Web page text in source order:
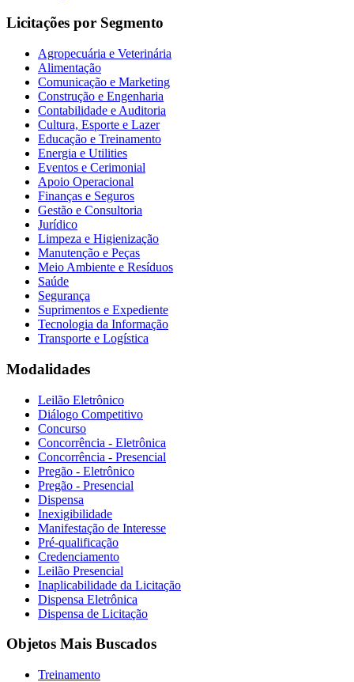
Licitações por Segmento
Agropecuária e Veterinária
Alimentação
Comunicação e Marketing
Construção e Engenharia
Contabilidade e Auditoria
Cultura, Esporte e Lazer
Educação e Treinamento
Energia e Utilities
Eventos e Cerimonial
Apoio Operacional
Finanças e Seguros
Gestão e Consultoria
Jurídico
Limpeza e Higienização
Manutenção e Peças
Meio Ambiente e Resíduos
Saúde
Segurança
Suprimentos e Expediente
Tecnologia da Informação
Transporte e Logística
Modalidades
Leilão Eletrônico
Diálogo Competitivo
Concurso
Concorrência - Eletrônica
Concorrência - Presencial
Pregão - Eletrônico
Pregão - Presencial
Dispensa
Inexigibilidade
Manifestação de Interesse
Pré-qualificação
Credenciamento
Leilão Presencial
Inaplicabilidade da Licitação
Dispensa Eletrônica
Dispensa de Licitação
Objetos Mais Buscados
Treinamento